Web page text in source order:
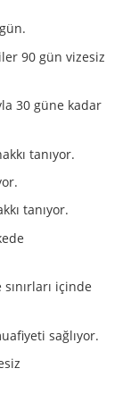
90 gün vizesiz
30 güne kadar
tanıyor.
tanıyor.
içinde
sağlıyor.